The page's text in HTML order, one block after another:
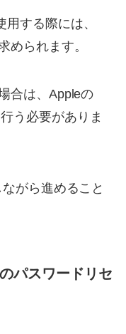
する際には、
められます。
合は、Appleの
う必要がありま
がら進めること
パスワードリセ